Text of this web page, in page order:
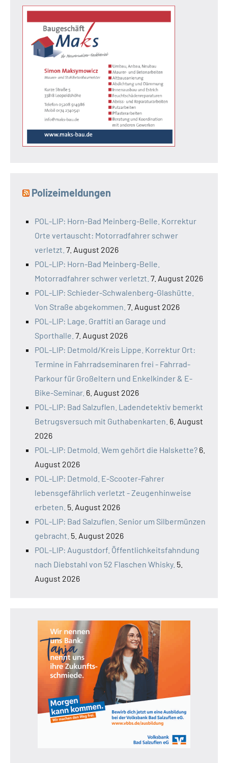
Polizeimeldungen
POL-LIP: Horn-Bad Meinberg-Belle. Korrektur
Orte vertauscht: Motorradfahrer schwer
verletzt. 7. August 2026
POL-LIP: Horn-Bad Meinberg-Belle.
Motorradfahrer schwer verletzt. 7. August 2026
POL-LIP: Schieder-Schwalenberg-Glashütte.
Von Straße abgekommen. 7. August 2026
POL-LIP: Lage. Graffiti an Garage und
Sporthalle. 7. August 2026
POL-LIP: Detmold/Kreis Lippe. Korrektur Ort:
Termine in Fahrradseminaren frei - Fahrrad-
Parkour für Großeltern und Enkelkinder & E-
Bike-Seminar. 6. August 2026
POL-LIP: Bad Salzuflen. Ladendetektiv bemerkt
Betrugsversuch mit Guthabenkarten. 6. August
2026
POL-LIP: Detmold. Wem gehört die Halskette? 6.
August 2026
POL-LIP: Detmold. E-Scooter-Fahrer
lebensgefährlich verletzt - Zeugenhinweise
erbeten. 5. August 2026
POL-LIP: Bad Salzuflen. Senior um Silbermünzen
gebracht. 5. August 2026
POL-LIP: Augustdorf. Öffentlichkeitsfahndung
nach Diebstahl von 52 Flaschen Whisky. 5.
August 2026